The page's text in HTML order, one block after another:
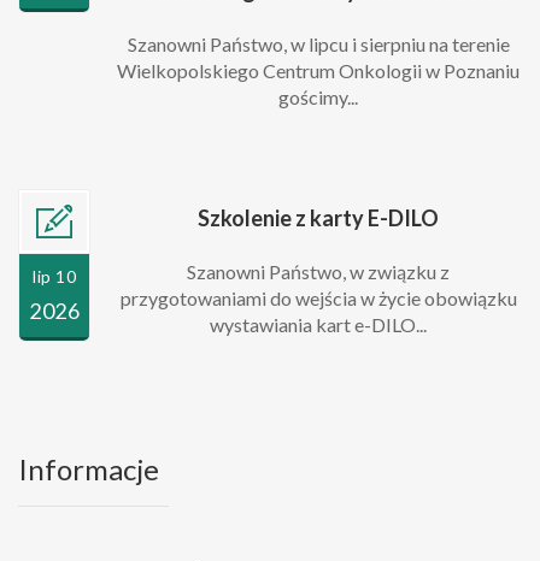
Szanowni Państwo, w lipcu i sierpniu na terenie
Wielkopolskiego Centrum Onkologii w Poznaniu
gościmy...
lip 10
2026
Szkolenie z karty E-DILO
Szanowni Państwo, w związku z
przygotowaniami do wejścia w życie obowiązku
wystawiania kart e-DILO...
Informacje